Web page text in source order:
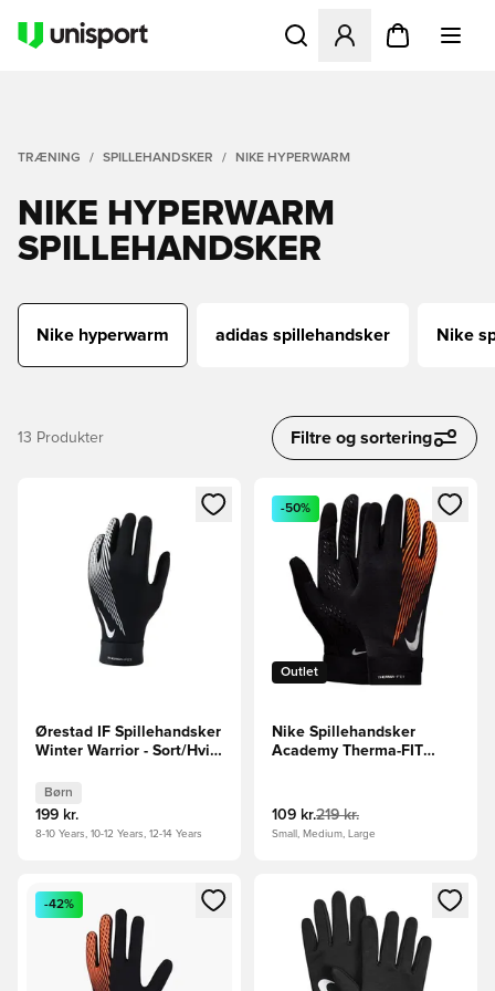
Åbner en Modal til at
TRÆNING SPILLEHANDSKER NIKE HYPERWARM
NIKE HYPERWARM
SPILLEHANDSKER
Nike hyperwarm adidas spillehandsker Nike
13 Produkter Filtre og sortering
Åbner en Modal til at logge ind eller tilmelde dig som
Ørestad IF Spillehandsker
Winter Warrior - Sort/Hvid
Børn
199 kr.
8-10 Years, 10-12 Years, 12-14 Years
Åbner en Modal til at logge
Outlet
-50%
Nike Spillehandsker
Academy Therma-FIT
109 kr.219 kr.
Small, Medium, Large
Åbner en Modal til at logge ind eller tilmelde dig som
-42%
Åbner en Modal til at logge